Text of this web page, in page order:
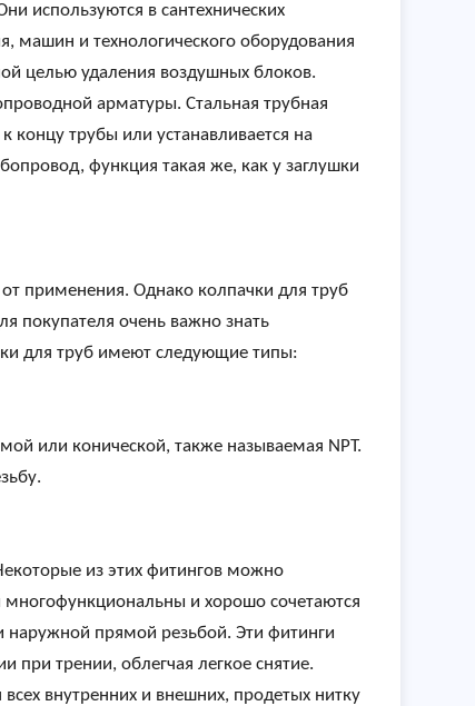
используются в сантехнических
и технологического оборудования
целью удаления воздушных блоков.
арматуры. Стальная трубная
концу трубы или устанавливается на
функция такая же, как у заглушки
применения. Однако колпачки для труб
покупателя очень важно знать
для труб имеют следующие типы:
или конической, также называемая NPT.
из этих фитингов можно
многофункциональны и хорошо сочетаются
прямой резьбой. Эти фитинги
трении, облегчая легкое снятие.
внутренних и внешних, продетых нитку